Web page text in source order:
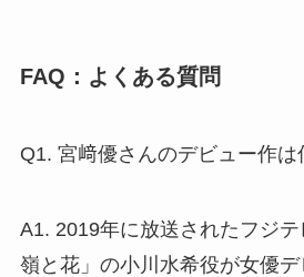
FAQ：よくある質問
Q1. 宮﨑優さんのデビュー作は
A1. 2019年に放送されたフジ
嶺と花」の小川水希役が女優